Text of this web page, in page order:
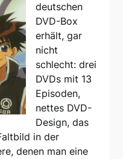
deutschen
DVD-Box
erhält, gar
nicht
schlecht: drei
DVDs mit 13
Episoden,
nettes DVD-
Design, das
in der
denen man eine